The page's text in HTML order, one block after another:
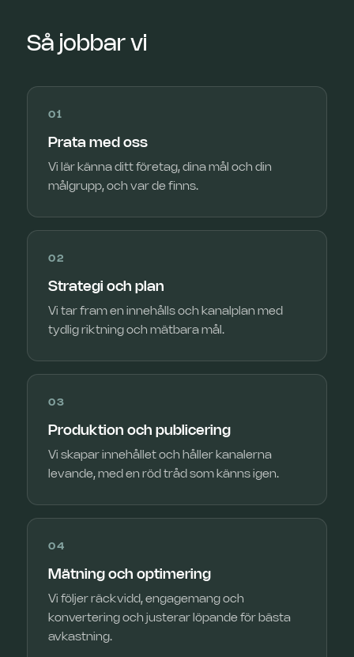
Så jobbar vi
01
Prata med oss
Vi lär känna ditt företag, dina mål och din
målgrupp, och var de finns.
02
Strategi och plan
Vi tar fram en innehålls och kanalplan med
tydlig riktning och mätbara mål.
03
Produktion och publicering
Vi skapar innehållet och håller kanalerna
levande, med en röd tråd som känns igen.
04
Mätning och optimering
Vi följer räckvidd, engagemang och
konvertering och justerar löpande för bästa
avkastning.